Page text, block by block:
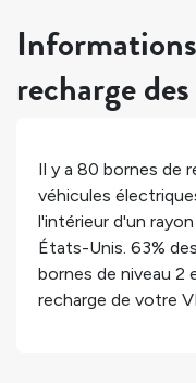
recharge
Il y a 80 bornes de
véhicules
l'intérieur d'un rayon
États-Unis. 63%
bornes de niveau 2
recharge de votre